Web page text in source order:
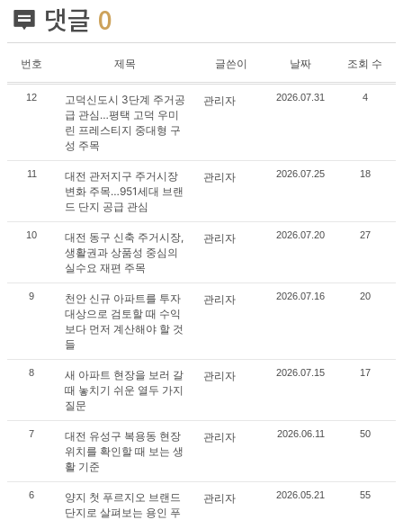
댓글 0
번호 제목 글쓴이 날짜 조회 수
12
고덕신도시 3단계 주거공
급 관심…평택 고덕 우미
린 프레스티지 중대형 구
성 주목
관리자 2026.07.31 4
11
대전 관저지구 주거시장
변화 주목…951세대 브랜
드 단지 공급 관심
관리자 2026.07.25 18
10
대전 동구 신축 주거시장,
생활권과 상품성 중심의
실수요 재편 주목
관리자 2026.07.20 27
9
천안 신규 아파트를 투자
대상으로 검토할 때 수익
보다 먼저 계산해야 할 것
들
관리자 2026.07.16 20
8
새 아파트 현장을 보러 갈
때 놓치기 쉬운 열두 가지
질문
관리자 2026.07.15 17
7
대전 유성구 복용동 현장
위치를 확인할 때 보는 생
활 기준
관리자 2026.06.11 50
6
양지 첫 푸르지오 브랜드
단지로 살펴보는 용인 푸
관리자 2026.05.21 55